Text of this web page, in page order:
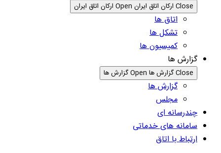
Close ارکان اتاق ایران Open ارکان اتاق ایران
اتاق ها
تشکل ها
کمیسیون ها
گزارش ها
Close گزارش ها Open گزارش ها
گزارش ها
مجلس
چندرسانه ای
سامانه های خدماتی
ارتباط با اتاق